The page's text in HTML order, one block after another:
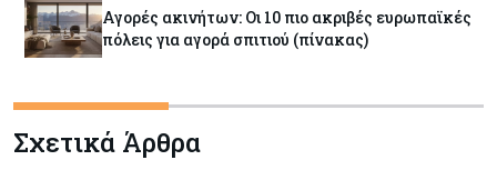
Αγορές ακινήτων: Οι 10 πιο ακριβές ευρωπαϊκές
πόλεις για αγορά σπιτιού (πίνακας)
Κόσμος 08-08-2026
Οι πυρκαγιές κατακαίνε την Ευρώπη, αλλά οι
ζημιές δεν είναι ασφαλισμένες
Σχετικά Άρθρα